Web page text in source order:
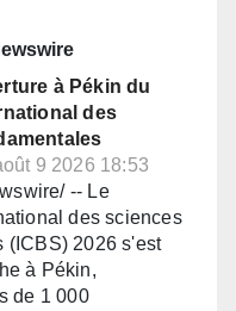
à Pékin du
des
9 2026 18:53
-- Le
des sciences
(ICBS) 2026 s'est
à Pékin,
de 1 000